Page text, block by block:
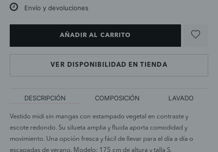
Envío y devoluciones
AÑADIR AL CARRITO
VER DISPONIBILIDAD EN TIENDA
DESCRIPCIÓN COMPOSICIÓN LAVADO
Vestido midi sin mangas con estampado vegetal en contraste y
escote redondo. Su silueta amplia y fluida aporta comodidad y
movimiento. Una opción fresca y fácil de llevar para el día a día o
escapadas de verano. Modelo: 175 cm de altura y talla S.